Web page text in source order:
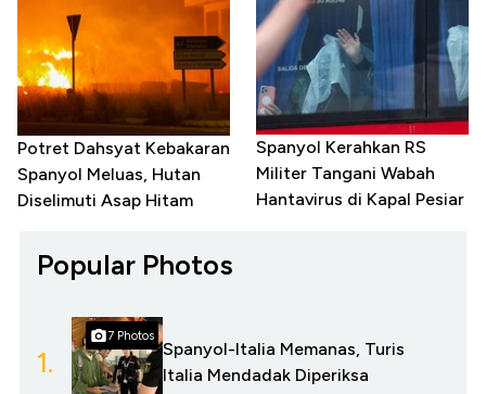
Potret Dahsyat Kebakaran
Spanyol Meluas, Hutan
Diselimuti Asap Hitam
Spanyol Kerahkan RS
Militer Tangani Wabah
Hantavirus di Kapal Pesiar
Popular Photos
1.
7 Photos
Spanyol-Italia Memanas, Turis
Italia Mendadak Diperiksa